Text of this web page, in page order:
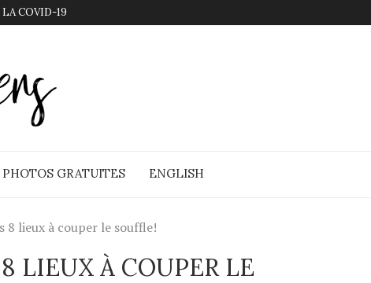
LA COVID-19
PHOTOS GRATUITES ENGLISH
8 lieux à couper le souffle!
LIEUX À COUPER LE